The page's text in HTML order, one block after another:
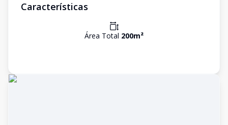
Características
Área Total 200m²